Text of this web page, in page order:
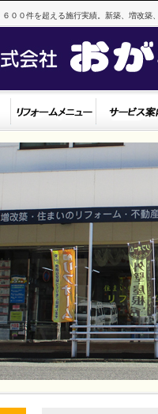
００件を超える施行実績。新築、増改